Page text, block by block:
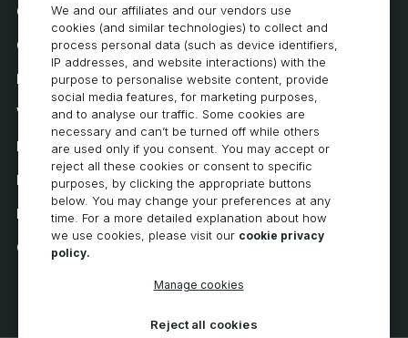
Comment acheter
Carrières
Exigences du système
Vie privée
Déclaration de confidentialité
Déclaration d’accessibilité
Politique en matière de cookies
Cookie Preferences
We and our affiliates and our vendors use
cookies (and similar technologies) to collect and
process personal data (such as device identifiers,
IP addresses, and website interactions) with the
purpose to personalise website content, provide
social media features, for marketing purposes,
and to analyse our traffic. Some cookies are
necessary and can’t be turned off while others
are used only if you consent. You may accept or
reject all these cookies or consent to specific
purposes, by clicking the appropriate buttons
below. You may change your preferences at any
time. For a more detailed explanation about how
we use cookies, please visit our cookie privacy
policy.
Manage cookies
Reject all cookies